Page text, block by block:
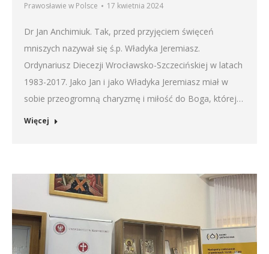
Prawosławie w Polsce 17 kwietnia 2024
Dr Jan Anchimiuk. Tak, przed przyjęciem święceń
mniszych nazywał się ś.p. Władyka Jeremiasz.
Ordynariusz Diecezji Wrocławsko-Szczecińskiej w latach
1983-2017. Jako Jan i jako Władyka Jeremiasz miał w
sobie przeogromną charyzmę i miłość do Boga, której…
Więcej